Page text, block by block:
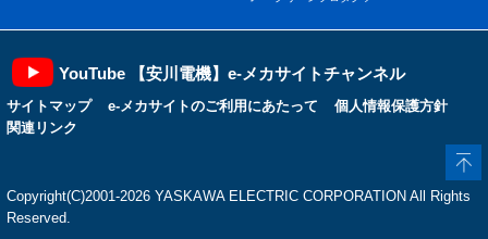
YouTube 【安川電機】e-メカサイトチャンネル
サイトマップ e-メカサイトのご利用にあたって
個人情報保護方針
関連リンク
Copyright(C)2001‐2026 YASKAWA ELECTRIC CORPORATION All Rights
Reserved.